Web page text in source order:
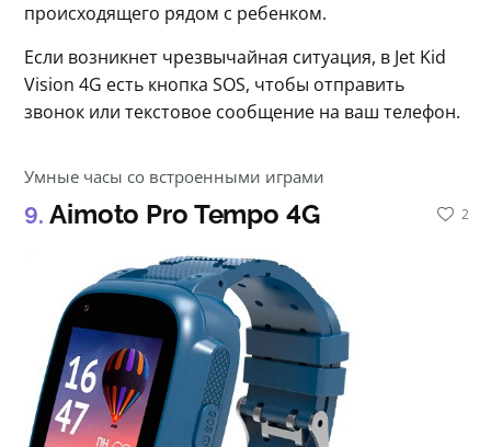
происходящего рядом с ребенком.
Если возникнет чрезвычайная ситуация, в Jet Kid
Vision 4G есть кнопка SOS, чтобы отправить
звонок или текстовое сообщение на ваш телефон.
2
Умные часы со встроенными играми
Aimoto Pro Tempo 4G